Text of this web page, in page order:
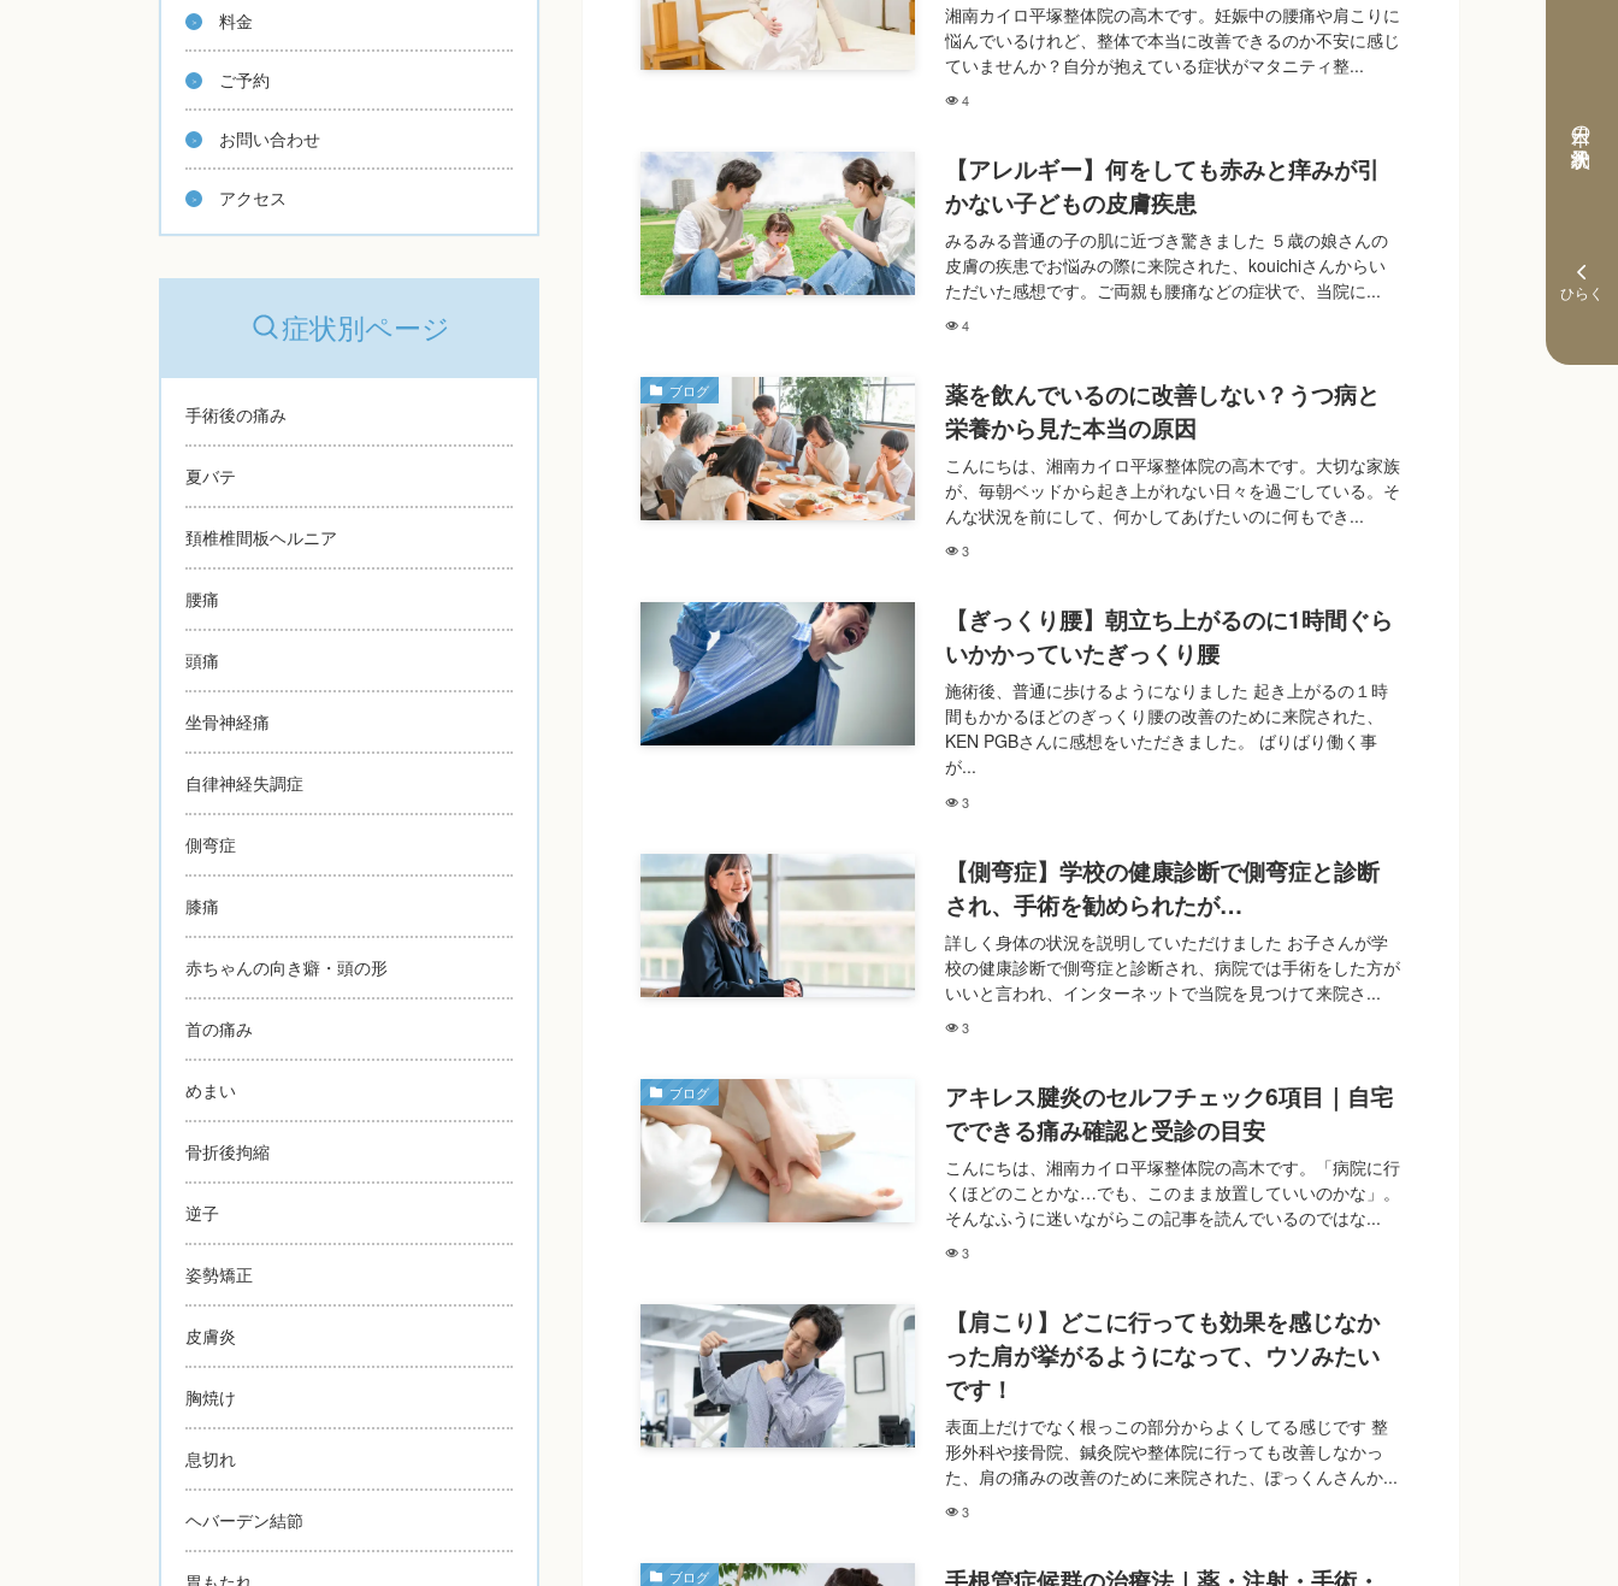
本日の予約状況
湘南カイロ平塚整体院の高木です。妊娠中の腰痛や肩こりに
悩んでいるけれど、整体で本当に改善できるのか不安に感じ
ていませんか？自分が抱えている症状がマタニティ整...
4
【アレルギー】何をしても赤みと痒みが引
かない子どもの皮膚疾患
みるみる普通の子の肌に近づき驚きました ５歳の娘さんの
皮膚の疾患でお悩みの際に来院された、kouichiさんからい
ただいた感想です。ご両親も腰痛などの症状で、当院に...
4
ブログ
薬を飲んでいるのに改善しない？うつ病と
栄養から見た本当の原因
こんにちは、湘南カイロ平塚整体院の高木です。大切な家族
が、毎朝ベッドから起き上がれない日々を過ごしている。そ
んな状況を前にして、何かしてあげたいのに何もでき...
3
【ぎっくり腰】朝立ち上がるのに1時間ぐら
いかかっていたぎっくり腰
施術後、普通に歩けるようになりました 起き上がるの１時
間もかかるほどのぎっくり腰の改善のために来院された、
KEN PGBさんに感想をいただきました。 ばりばり働く事
が...
3
【側弯症】学校の健康診断で側弯症と診断
され、手術を勧められたが…
詳しく身体の状況を説明していただけました お子さんが学
校の健康診断で側弯症と診断され、病院では手術をした方が
いいと言われ、インターネットで当院を見つけて来院さ...
3
ブログ
アキレス腱炎のセルフチェック6項目｜自宅
でできる痛み確認と受診の目安
こんにちは、湘南カイロ平塚整体院の高木です。「病院に行
くほどのことかな…でも、このまま放置していいのかな」。
そんなふうに迷いながらこの記事を読んでいるのではな...
3
【肩こり】どこに行っても効果を感じなか
った肩が挙がるようになって、ウソみたい
です！
表面上だけでなく根っこの部分からよくしてる感じです 整
形外科や接骨院、鍼灸院や整体院に行っても改善しなかっ
た、肩の痛みの改善のために来院された、ぽっくんさんか...
3
ブログ
料金
ご予約
お問い合わせ
アクセス
症状別ページ
手術後の痛み
夏バテ
頚椎椎間板ヘルニア
腰痛
頭痛
坐骨神経痛
自律神経失調症
側弯症
膝痛
赤ちゃんの向き癖・頭の形
首の痛み
めまい
骨折後拘縮
逆子
姿勢矯正
皮膚炎
胸焼け
息切れ
ヘバーデン結節